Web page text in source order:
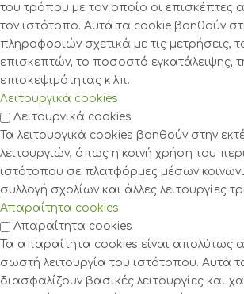
του τρόπου με τον οποίο οι επισκέπτες
τον ιστότοπο. Αυτά τα cookie βοηθούν
πληροφοριών σχετικά με τις μετρήσεις,
επισκεπτών, το ποσοστό εγκατάλειψης,
επισκεψιμότητας κ.λπ.
Λειτουργικά cookies
Λειτουργικά cookies
Τα λειτουργικά cookies βοηθούν στην
λειτουργιών, όπως η κοινή χρήση του
ιστότοπου σε πλατφόρμες μέσων
συλλογή σχολίων και άλλες λειτουργίες
Απαραίτητα cookies
Απαραίτητα cookies
Τα απαραίτητα cookies είναι απολύτως
σωστή λειτουργία του ιστότοπου. Αυτά
διασφαλίζουν βασικές λειτουργίες και